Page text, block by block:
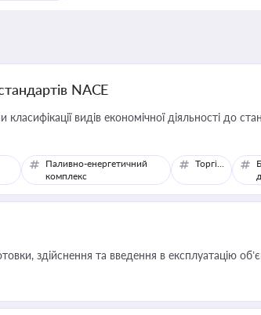
NACE
видів економічної діяльності до
Паливно-енергетичний
комплекс
Торгівля
здійснення та введення в експлуатацію